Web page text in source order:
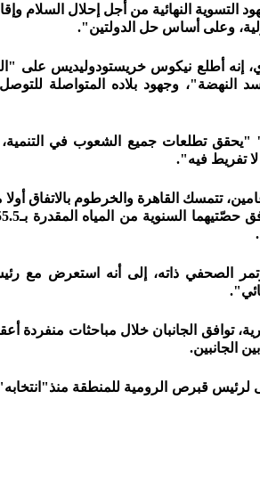
النهائية من أجل إحلال السلام
وعلى أساس حل الدولتين".
إنه أطلع نيكوس خريستودوليديس على
النهضة"، وجهود بلاده المتواصلة للتوصل
"يحقق تطلعات جميع الشعوب في
تفريط فيه".
تتمسك القاهرة والخرطوم بالاتفاق أولا
الصحفي ذاته، إلى أنه استعرض مع
توافق الجانبان خلال مباحثات منفردة
الجانبين.
لرئيس قبرص الرومية للمنطقة